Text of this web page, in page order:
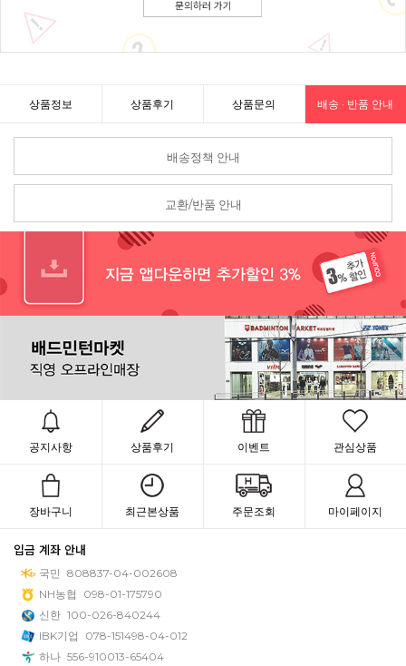
상품정보 상품후기 상품문의 배송 · 반품 안내
배송정책 안내
교환/반품 안내
공지사항 상품후기 이벤트 관심상품
장바구니 최근본상품 주문조회 마이페이지
입금 계좌 안내
국민 808837-04-002608
NH농협
098-01-175790
신한 100-026-840244
IBK기업
078-151498-04-012
하나 556-910013-65404